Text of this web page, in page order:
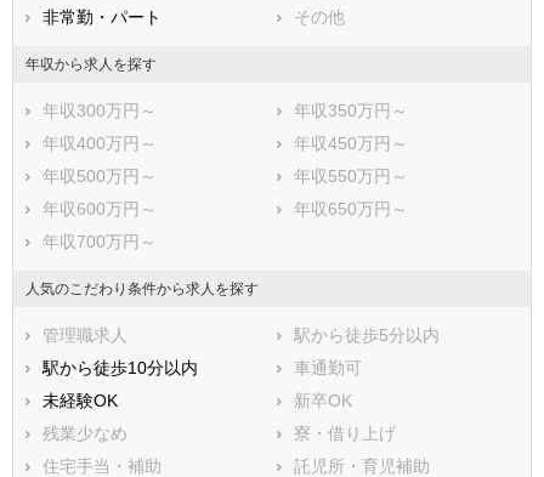
非常勤・パート
その他
年収から求人を探す
年収300万円～
年収350万円～
年収400万円～
年収450万円～
年収500万円～
年収550万円～
年収600万円～
年収650万円～
年収700万円～
人気のこだわり条件から求人を探す
管理職求人
駅から徒歩5分以内
駅から徒歩10分以内
車通勤可
未経験OK
新卒OK
残業少なめ
寮・借り上げ
住宅手当・補助
託児所・育児補助